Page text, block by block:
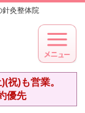
針灸整体院
祝)も営業。
優先